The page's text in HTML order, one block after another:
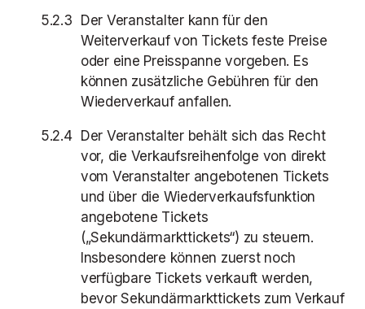
Der Veranstalter kann für den
Weiterverkauf von Tickets feste Preise
oder eine Preisspanne vorgeben. Es
können zusätzliche Gebühren für den
Wiederverkauf anfallen.
Der Veranstalter behält sich das Recht
vor, die Verkaufsreihenfolge von direkt
vom Veranstalter angebotenen Tickets
und über die Wiederverkaufsfunktion
angebotene Tickets
(„Sekundärmarkttickets“) zu steuern.
Insbesondere können zuerst noch
verfügbare Tickets verkauft werden,
bevor Sekundärmarkttickets zum Verkauf